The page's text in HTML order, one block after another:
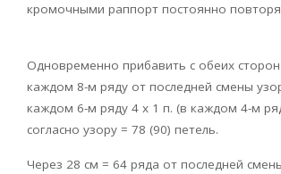
кромочными раппорт постоянно
Одновременно прибавить с обеих сторон
каждом 8-м ряду от последней смены
каждом 6-м ряду 4 х 1 п. (в каждом 4-м
согласно узору = 78 (90) петель.
Через 28 см = 64 ряда от последней